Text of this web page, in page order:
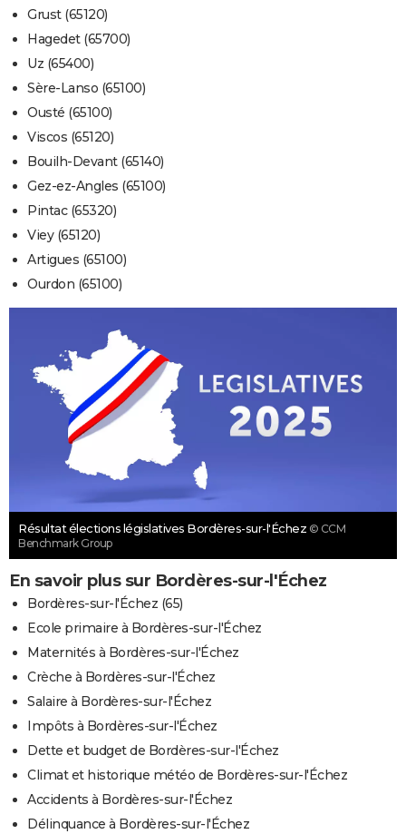
Grust (65120)
Hagedet (65700)
Uz (65400)
Sère-Lanso (65100)
Ousté (65100)
Viscos (65120)
Bouilh-Devant (65140)
Gez-ez-Angles (65100)
Pintac (65320)
Viey (65120)
Artigues (65100)
Ourdon (65100)
Résultat élections législatives Bordères-sur-l'Échez © CCM
Benchmark Group
En savoir plus sur Bordères-sur-l'Échez
Bordères-sur-l'Échez (65)
Ecole primaire à Bordères-sur-l'Échez
Maternités à Bordères-sur-l'Échez
Crèche à Bordères-sur-l'Échez
Salaire à Bordères-sur-l'Échez
Impôts à Bordères-sur-l'Échez
Dette et budget de Bordères-sur-l'Échez
Climat et historique météo de Bordères-sur-l'Échez
Accidents à Bordères-sur-l'Échez
Délinquance à Bordères-sur-l'Échez